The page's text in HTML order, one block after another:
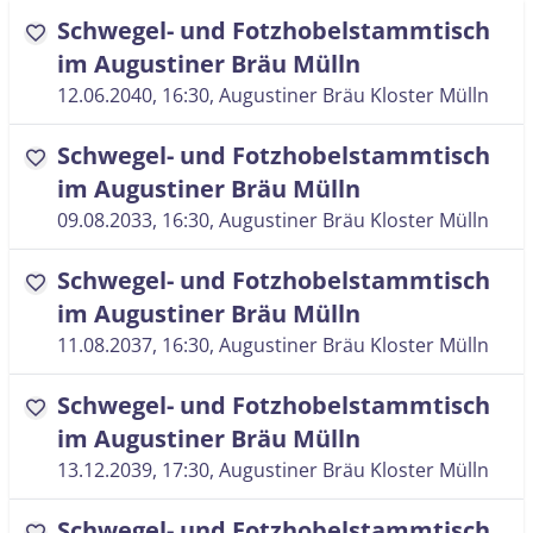
favorite Schwegel- und Fotzhobelstammtisch
im Augustiner Bräu Mülln
12.06.2040, 16:30, Augustiner Bräu Kloster Mülln
favorite Schwegel- und Fotzhobelstammtisch
im Augustiner Bräu Mülln
09.08.2033, 16:30, Augustiner Bräu Kloster Mülln
favorite Schwegel- und Fotzhobelstammtisch
im Augustiner Bräu Mülln
11.08.2037, 16:30, Augustiner Bräu Kloster Mülln
favorite Schwegel- und Fotzhobelstammtisch
im Augustiner Bräu Mülln
13.12.2039, 17:30, Augustiner Bräu Kloster Mülln